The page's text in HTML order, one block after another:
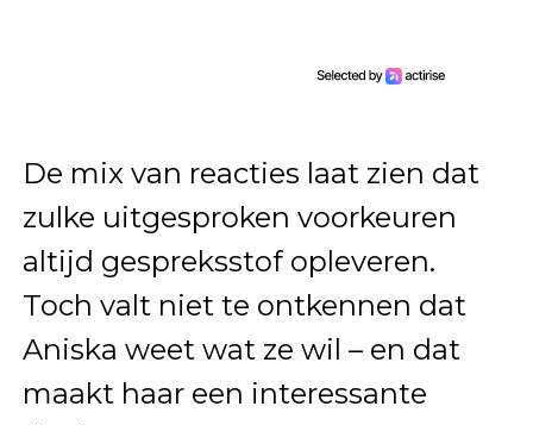
De mix van reacties laat zien dat
zulke uitgesproken voorkeuren
altijd gespreksstof opleveren.
Toch valt niet te ontkennen dat
Aniska weet wat ze wil – en dat
maakt haar een interessante